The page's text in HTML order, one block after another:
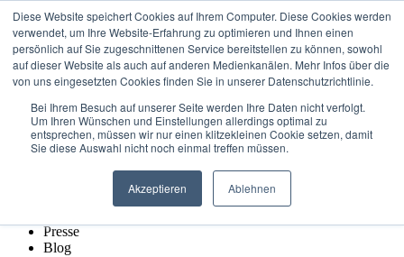
Diese Website speichert Cookies auf Ihrem Computer. Diese Cookies werden
verwendet, um Ihre Website-Erfahrung zu optimieren und Ihnen einen
persönlich auf Sie zugeschnittenen Service bereitstellen zu können, sowohl
auf dieser Website als auch auf anderen Medienkanälen. Mehr Infos über die
von uns eingesetzten Cookies finden Sie in unserer Datenschutzrichtlinie.
Bei Ihrem Besuch auf unserer Seite werden Ihre Daten nicht verfolgt.
Um Ihren Wünschen und Einstellungen allerdings optimal zu
entsprechen, müssen wir nur einen klitzekleinen Cookie setzen, damit
Sie diese Auswahl nicht noch einmal treffen müssen.
Akzeptieren Ablehnen
Rückruf vereinbaren
Automatisch gespeicherter Entwurf
vonStefan
Presse
Blog